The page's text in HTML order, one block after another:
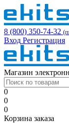
8 (800) 350-74-32
Вход Регистрация
Магазин
0
0
0
Корзина заказа